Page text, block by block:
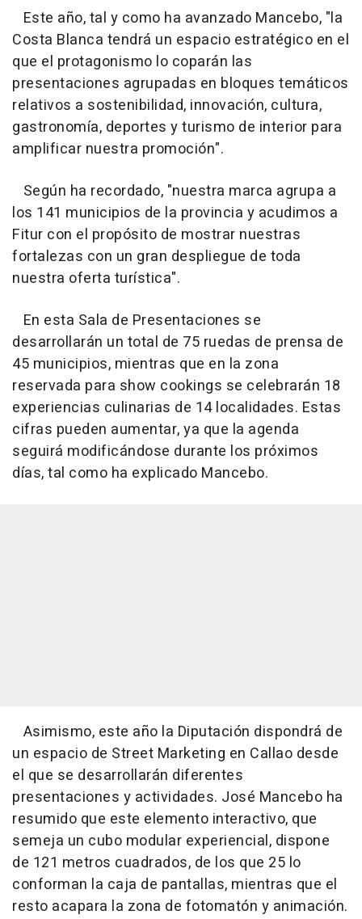
Este año, tal y como ha avanzado Mancebo, "la
Costa Blanca tendrá un espacio estratégico en el
que el protagonismo lo coparán las
presentaciones agrupadas en bloques temáticos
relativos a sostenibilidad, innovación, cultura,
gastronomía, deportes y turismo de interior para
amplificar nuestra promoción".
Según ha recordado, "nuestra marca agrupa a
los 141 municipios de la provincia y acudimos a
Fitur con el propósito de mostrar nuestras
fortalezas con un gran despliegue de toda
nuestra oferta turística".
En esta Sala de Presentaciones se
desarrollarán un total de 75 ruedas de prensa de
45 municipios, mientras que en la zona
reservada para show cookings se celebrarán 18
experiencias culinarias de 14 localidades. Estas
cifras pueden aumentar, ya que la agenda
seguirá modificándose durante los próximos
días, tal como ha explicado Mancebo.
Asimismo, este año la Diputación dispondrá de
un espacio de Street Marketing en Callao desde
el que se desarrollarán diferentes
presentaciones y actividades. José Mancebo ha
resumido que este elemento interactivo, que
semeja un cubo modular experiencial, dispone
de 121 metros cuadrados, de los que 25 lo
conforman la caja de pantallas, mientras que el
resto acapara la zona de fotomatón y animación.